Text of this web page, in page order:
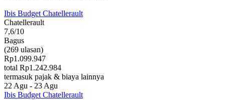
Ibis Budget Chatellerault
Chatellerault
7,6/10
Bagus
(269 ulasan)
Rp1.099.947
total Rp1.242.984
termasuk pajak & biaya lainnya
22 Agu - 23 Agu
Ibis Budget Chatellerault